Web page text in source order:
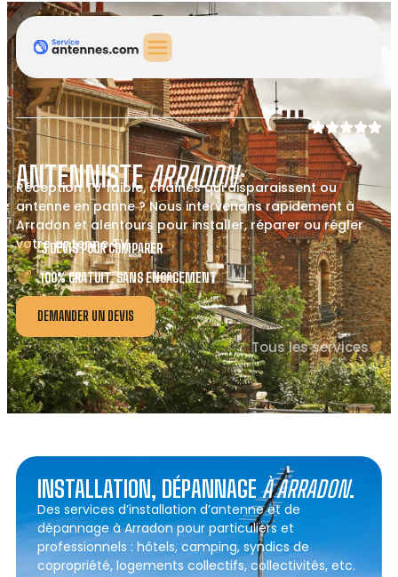
ANTENNISTEARRADON
Réception TV faible, chaînes qui disparaissent ou
antenne en panne ? Nous intervenons rapidement à
Arradon et alentours pour installer, réparer ou régler
votre antenne TV.
3 DEVIS POUR COMPARER
100% GRATUIT, SANS ENGAGEMENT
DEMANDER UN DEVIS
Tous les services
INSTALLATION, DÉPANNAGEÀ ARRADON.
Des services d’installation d’antenne et de
dépannage à Arradon pour particuliers et
professionnels : hôtels, camping, syndics de
copropriété, logements collectifs, collectivités, etc.